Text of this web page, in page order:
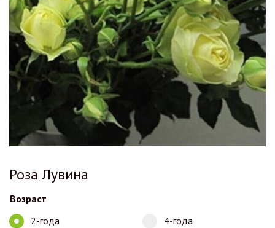
Роза Лувина
Возраст
2-года
4-года